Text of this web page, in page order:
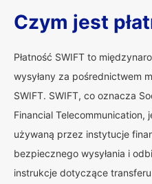
Czym jest
Płatność SWIFT to
wysyłany za pośrednictwem
SWIFT. SWIFT, co oznacza
Financial Telecommunication,
używaną przez instytucje
bezpiecznego wysyłania i
instrukcje dotyczące